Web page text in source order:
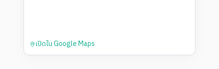
เปิดใน Google Maps